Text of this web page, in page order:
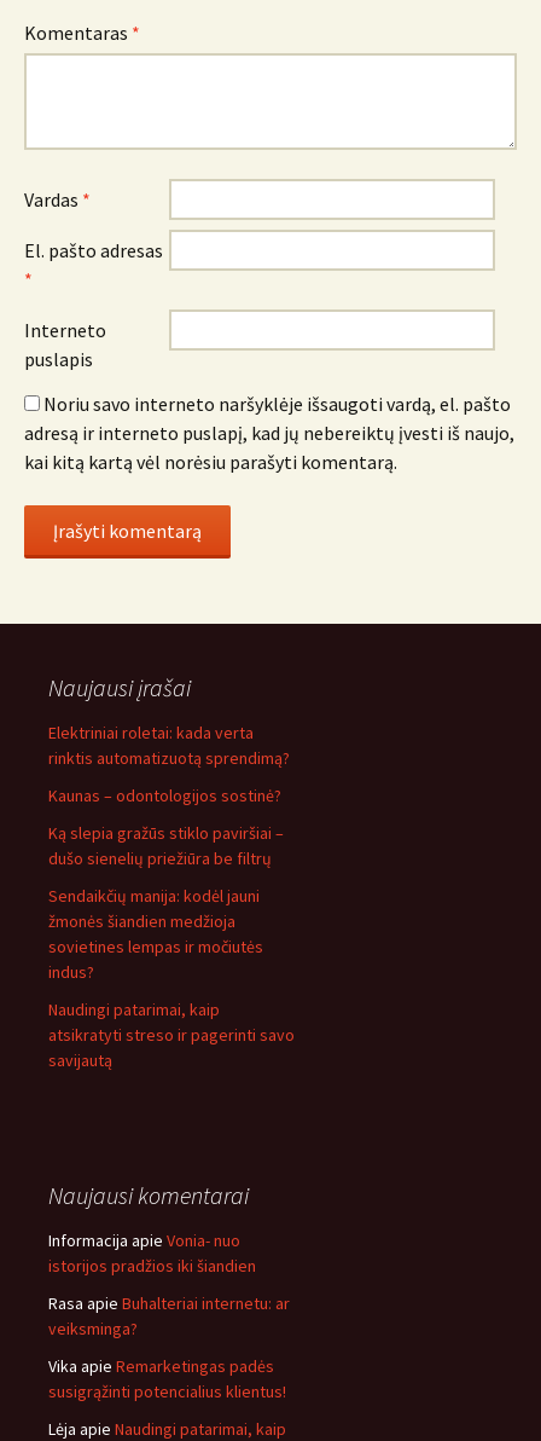
Komentaras *
Vardas *
El. pašto adresas
*
Interneto
puslapis
Noriu savo interneto naršyklėje išsaugoti vardą, el. pašto
adresą ir interneto puslapį, kad jų nebereiktų įvesti iš naujo,
kai kitą kartą vėl norėsiu parašyti komentarą.
Naujausi įrašai
Elektriniai roletai: kada verta
rinktis automatizuotą sprendimą?
Kaunas – odontologijos sostinė?
Ką slepia gražūs stiklo paviršiai –
dušo sienelių priežiūra be filtrų
Sendaikčių manija: kodėl jauni
žmonės šiandien medžioja
sovietines lempas ir močiutės
indus?
Naudingi patarimai, kaip
atsikratyti streso ir pagerinti savo
savijautą
Naujausi komentarai
Informacija apie Vonia- nuo
istorijos pradžios iki šiandien
Rasa apie Buhalteriai internetu: ar
veiksminga?
Vika apie Remarketingas padės
susigrąžinti potencialius klientus!
Lėja apie Naudingi patarimai, kaip